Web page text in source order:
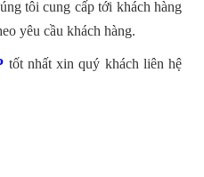
tôi cung cấp tới khách hàng
yêu cầu khách hàng.
tốt nhất xin quý khách liên hệ